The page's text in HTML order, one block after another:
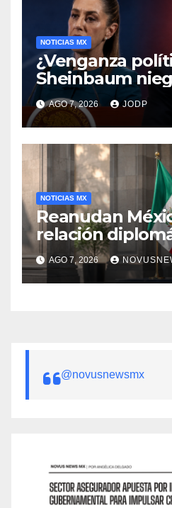
NOTICIAS MX
¿Venganza
Sheinbaum
negra en
Aguirre
AGO 7, 2026 JODP
NOTICIAS MX
Reanudan
relación
AGO 7, 2026
@novusnewsmx